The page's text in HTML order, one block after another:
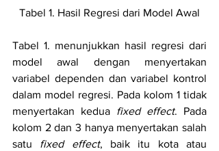
Tabel 1. Hasil Regresi dari Model Awal
Tabel 1. menunjukkan hasil regresi dari
model awal dengan menyertakan
variabel dependen dan variabel kontrol
dalam model regresi. Pada kolom 1 tidak
menyertakan kedua fixed effect.
Pada
kolom 2 dan 3 hanya menyertakan salah
satu fixed effect, baik itu kota atau